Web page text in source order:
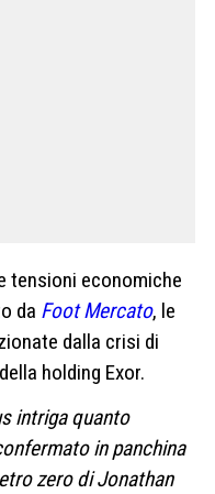
tensioni economiche
da Foot Mercato, le
dalla crisi di
holding Exor.
intriga quanto
in panchina
zero di Jonathan